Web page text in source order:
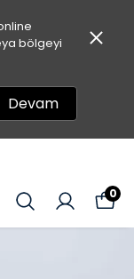
bölgeyi
Devam
0